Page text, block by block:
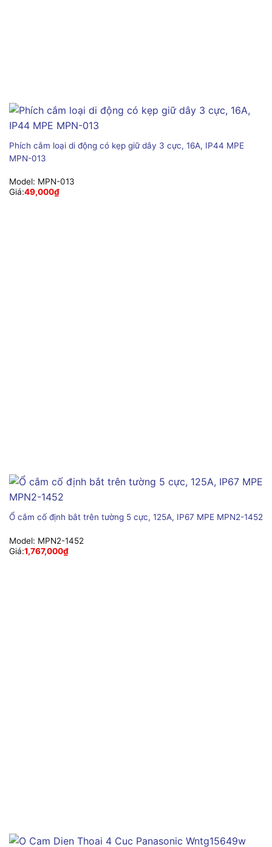
Phích cắm loại di động có kẹp giữ dây 3 cực, 16A, IP44 MPE
MPN-013
Model: MPN-013
Giá:49,000₫
Ổ cắm cố định bắt trên tường 5 cực, 125A, IP67 MPE MPN2-1452
Model: MPN2-1452
Giá:1,767,000₫